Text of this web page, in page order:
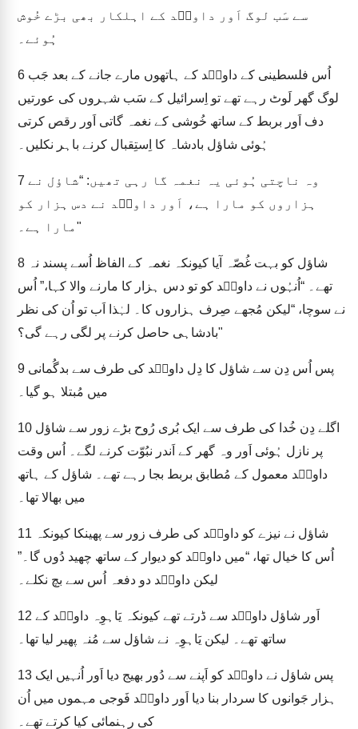
سے سَب لوگ اَور داویؔد کے اہلکار بھی بڑے خُوش
ہُوئے۔
6
لوگ گھر لَوٹ رہے تھے تو اِسرائیل کے سَب شہروں کی عورتیں
دف اَور بربط کے ساتھ خُوشی کے نغمہ گاتی اَور رقص کرتی
ہُوئی شاؤل بادشاہ کا اِستِقبال کرنے باہر نکلیں۔
7
ہزاروں کو مارا ہے، اَور داویؔد نے دس ہزار کو
مارا ہے۔"
8
تھے۔ “اُنہُوں نے داویؔد کو تو دس ہزار کا مارنے والا کہا،” اُس
نے سوچا، “لیکن مُجھے صِرف ہزاروں کا۔ لہٰذا اَب تو اُن کی نظر
بادشاہی حاصل کرنے پر لگی رہے گی؟"
9
میں مُبتلا ہو گیا۔
10
پر نازل ہُوئی اَور وہ گھر کے اَندر نبُوّت کرنے لگے۔ اُس وقت
داویؔد معمول کے مُطابق بربط بجا رہے تھے۔ شاؤل کے ہاتھ
میں بھالا تھا۔
11
اُس کا خیال تھا، “میں داویؔد کو دیوار کے ساتھ چھید دُوں گا۔”
لیکن داویؔد دو دفعہ اُس سے بچ نکلے۔
12
ساتھ تھے۔ لیکن یَاہوِہ نے شاؤل سے مُنہ پھیر لیا تھا۔
13
ہزار جَوانوں کا سردار بنا دیا اَور داویؔد فَوجی مہموں میں اُن
کی رہنمائی کیا کرتے تھے۔